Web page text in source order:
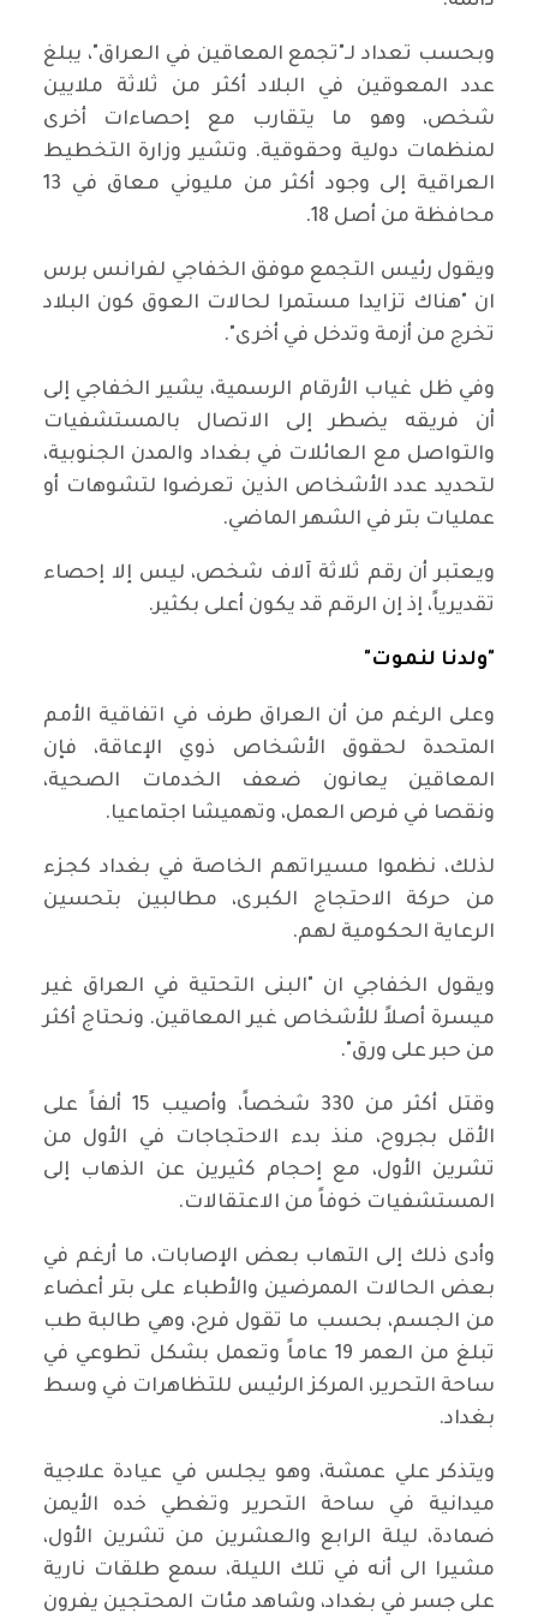
وبحسب تعداد لـ"تجمع المعاقين في العراق"، يبلغ
عدد المعوقين في البلاد أكثر من ثلاثة ملايين
شخص، وهو ما يتقارب مع إحصاءات أخرى
لمنظمات دولية وحقوقية. وتشير وزارة التخطيط
العراقية إلى وجود أكثر من مليوني معاق في 13
محافظة من أصل 18.
ويقول رئيس التجمع موفق الخفاجي لفرانس برس
ان "هناك تزايدا مستمرا لحالات العوق كون البلاد
تخرج من أزمة وتدخل في أخرى".
وفي ظل غياب الأرقام الرسمية، يشير الخفاجي إلى
أن فريقه يضطر إلى الاتصال بالمستشفيات
والتواصل مع العائلات في بغداد والمدن الجنوبية،
لتحديد عدد الأشخاص الذين تعرضوا لتشوهات أو
عمليات بتر في الشهر الماضي.
ويعتبر أن رقم ثلاثة آلاف شخص، ليس إلا إحصاء
تقديرياً، إذ إن الرقم قد يكون أعلى بكثير.
"ولدنا لنموت"
وعلى الرغم من أن العراق طرف في اتفاقية الأمم
المتحدة لحقوق الأشخاص ذوي الإعاقة، فإن
المعاقين يعانون ضعف الخدمات الصحية،
ونقصا في فرص العمل، وتهميشا اجتماعيا.
لذلك، نظموا مسيراتهم الخاصة في بغداد كجزء
من حركة الاحتجاج الكبرى، مطالبين بتحسين
الرعاية الحكومية لهم.
ويقول الخفاجي ان "البنى التحتية في العراق غير
ميسرة أصلاً للأشخاص غير المعاقين. ونحتاج أكثر
من حبر على ورق".
وقتل أكثر من 330 شخصاً، وأصيب 15 ألفاً على
الأقل بجروح، منذ بدء الاحتجاجات في الأول من
تشرين الأول، مع إحجام كثيرين عن الذهاب إلى
المستشفيات خوفاً من الاعتقالات.
وأدى ذلك إلى التهاب بعض الإصابات، ما أرغم في
بعض الحالات الممرضين والأطباء على بتر أعضاء
من الجسم، بحسب ما تقول فرح، وهي طالبة طب
تبلغ من العمر 19 عاماً وتعمل بشكل تطوعي في
ساحة التحرير، المركز الرئيس للتظاهرات في وسط
بغداد.
ويتذكر علي عمشة، وهو يجلس في عيادة علاجية
ميدانية في ساحة التحرير وتغطي خده الأيمن
ضمادة، ليلة الرابع والعشرين من تشرين الأول،
مشيرا الى أنه في تلك الليلة، سمع طلقات نارية
على جسر في بغداد، وشاهد مئات المحتجين يفرون